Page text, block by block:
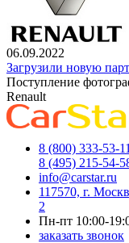
06.09.2022
Загрузили новую
Поступление
Renault
8 (800) 333-53-11
8 (495) 215-54-
info@carstar.ru
117570, г.
2
Пн-пт 10:00-
заказать звонок